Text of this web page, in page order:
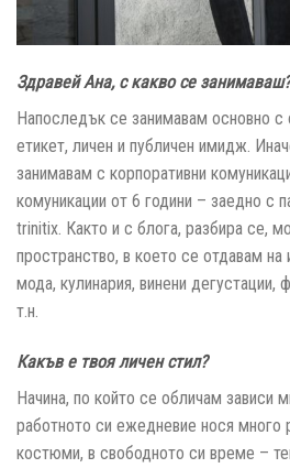
Здравей Ана, с какво се занимаваш?
Напоследък се занимавам основно с
етикет, личен и публичен имидж.
занимавам с корпоративни
комуникации от 6 години – заедно с
trinitix. Както и с блога, разбира се,
пространство, в което се отдавам на
мода, кулинария, винени дегустации,
т.н.
Какъв е твоя личен стил?
Начина, по който се обличам зависи
работното си ежедневие нося много
костюми, в свободното си време –